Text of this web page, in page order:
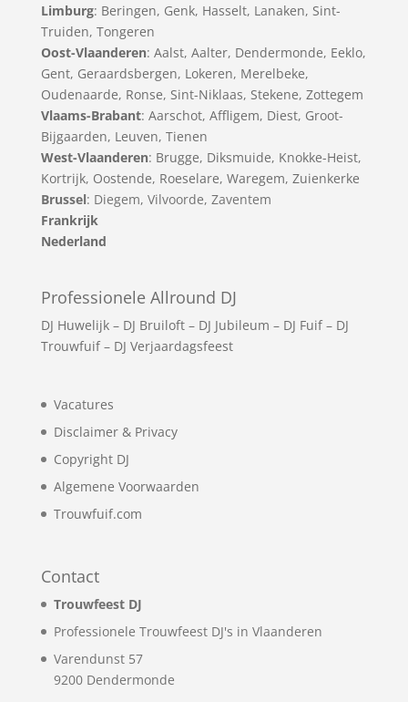
Limburg: Beringen, Genk, Hasselt, Lanaken, Sint-
Truiden, Tongeren
Oost-Vlaanderen: Aalst, Aalter, Dendermonde, Eeklo,
Gent, Geraardsbergen, Lokeren, Merelbeke,
Oudenaarde, Ronse, Sint-Niklaas, Stekene, Zottegem
Vlaams-Brabant: Aarschot, Affligem, Diest, Groot-
Bijgaarden, Leuven, Tienen
West-Vlaanderen: Brugge, Diksmuide, Knokke-Heist,
Kortrijk, Oostende, Roeselare, Waregem, Zuienkerke
Brussel: Diegem, Vilvoorde, Zaventem
Frankrijk
Nederland
Professionele Allround DJ
DJ Huwelijk– DJ Bruiloft– DJ Jubileum – DJ Fuif– DJ
Trouwfuif– DJ Verjaardagsfeest
Vacatures
Disclaimer & Privacy
Copyright DJ
Algemene Voorwaarden
Trouwfuif.com
Contact
Trouwfeest DJ
Professionele Trouwfeest DJ's in Vlaanderen
Varendunst 57
9200 Dendermonde